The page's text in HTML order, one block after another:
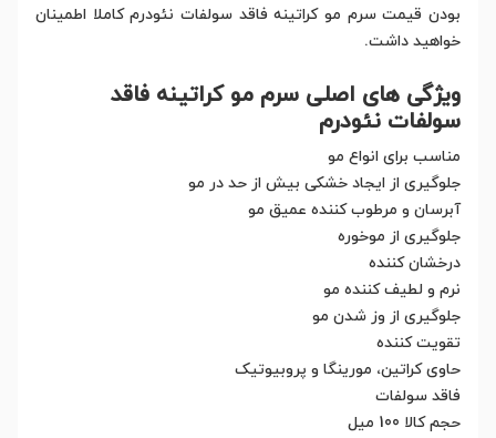
بودن قیمت سرم مو کراتینه فاقد سولفات نئودرم کاملا اطمینان
خواهید داشت.
ویژگی های اصلی سرم مو کراتینه فاقد
سولفات نئودرم
مناسب برای انواع مو
جلوگیری از ایجاد خشکی بیش از حد در مو
آبرسان و مرطوب کننده عمیق مو
جلوگیری از موخوره
درخشان کننده
نرم و لطیف کننده مو
جلوگیری از وز شدن مو
تقویت کننده
حاوی کراتین، مورینگا و پروبیوتیک
فاقد سولفات
حجم کالا 100 میل